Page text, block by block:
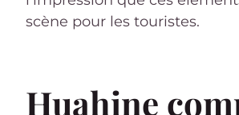
scène pour les touristes.
Huahine